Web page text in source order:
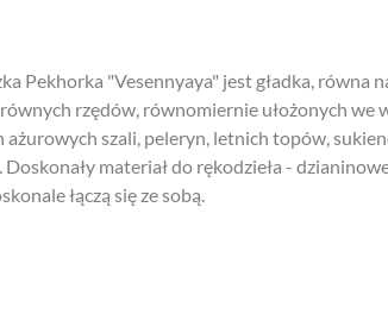
Pekhorka "Vesennyaya" jest gładka, równa
rzędów, równomiernie ułożonych we
szali, peleryn, letnich topów,
materiał do rękodzieła -
łączą się ze sobą.